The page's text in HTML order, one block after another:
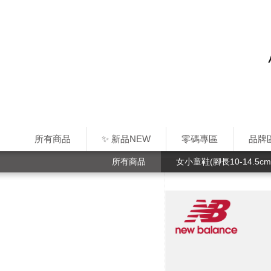
所有商品 ✨ 新品NEW 零碼專區 品牌
所有商品 女小童鞋(腳長10-